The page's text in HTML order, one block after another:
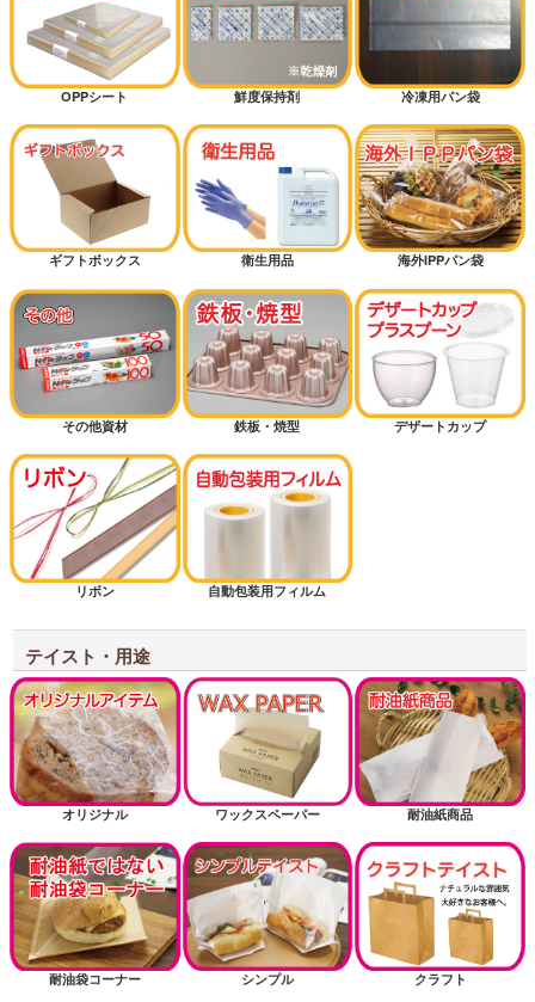
OPPシート 鮮度保持剤 冷凍用パン袋
ギフトボックス 衛生用品 海外IPPパン袋
その他資材 鉄板・焼型 デザートカップ
リボン 自動包装用フィルム
テイスト・用途
オリジナル ワックスペーパー 耐油紙商品
耐油袋コーナー シンプル クラフト